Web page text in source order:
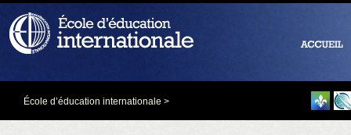
École d’éducation internationale >